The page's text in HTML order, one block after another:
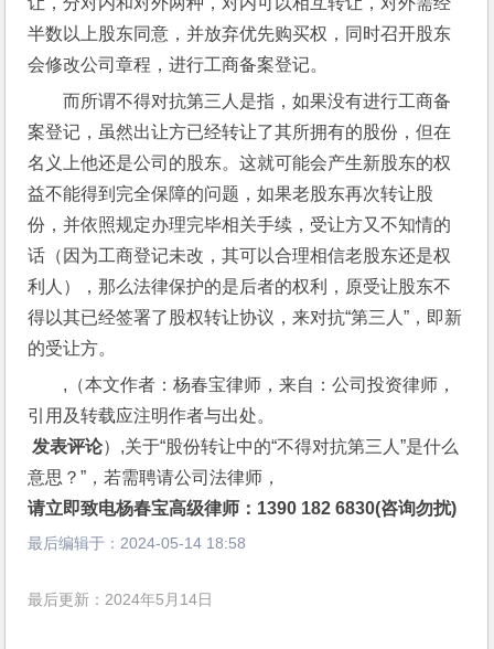
半数以上股东同意，并放弃优先购买权，同时召开股东
会修改公司章程，进行工商备案登记。
而所谓不得对抗第三人是指，如果没有进行工商备
案登记，虽然出让方已经转让了其所拥有的股份，但在
名义上他还是公司的股东。这就可能会产生新股东的权
益不能得到完全保障的问题，如果老股东再次转让股
份，并依照规定办理完毕相关手续，受让方又不知情的
话（因为工商登记未改，其可以合理相信老股东还是权
利人），那么法律保护的是后者的权利，原受让股东不
得以其已经签署了股权转让协议，来对抗“第三人”，即新
的受让方。
,（本文作者：杨春宝律师，来自：公司投资律师，
引用及转载应注明作者与出处。
发表评论）,关于“股份转让中的“不得对抗第三人”是什么
意思？”，若需聘请公司法律师，
请立即致电杨春宝高级律师：1390 182 6830(咨询勿扰)
最后编辑于： 2024-05-14 18:58
最后更新：2024年5月14日